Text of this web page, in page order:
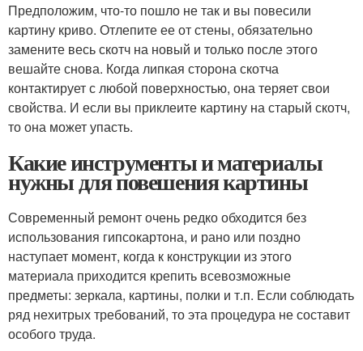
Предположим, что-то пошло не так и вы повесили
картину криво. Отлепите ее от стены, обязательно
замените весь скотч на новый и только после этого
вешайте снова. Когда липкая сторона скотча
контактирует с любой поверхностью, она теряет свои
свойства. И если вы приклеите картину на старый скотч,
то она может упасть.
Какие инструменты и материалы
нужны для повешения картины
Современный ремонт очень редко обходится без
использования гипсокартона, и рано или поздно
наступает момент, когда к конструкции из этого
материала приходится крепить всевозможные
предметы: зеркала, картины, полки и т.п. Если соблюдать
ряд нехитрых требований, то эта процедура не составит
особого труда.